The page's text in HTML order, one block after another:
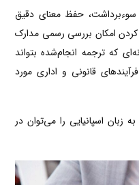
سوءبرداشت، حفظ معنای دقیق
امکان بررسی رسمی مدارک
که ترجمه انجام‌شده بتواند
قانونی و اداری مورد
زبان اسپانیایی را می‌توان در